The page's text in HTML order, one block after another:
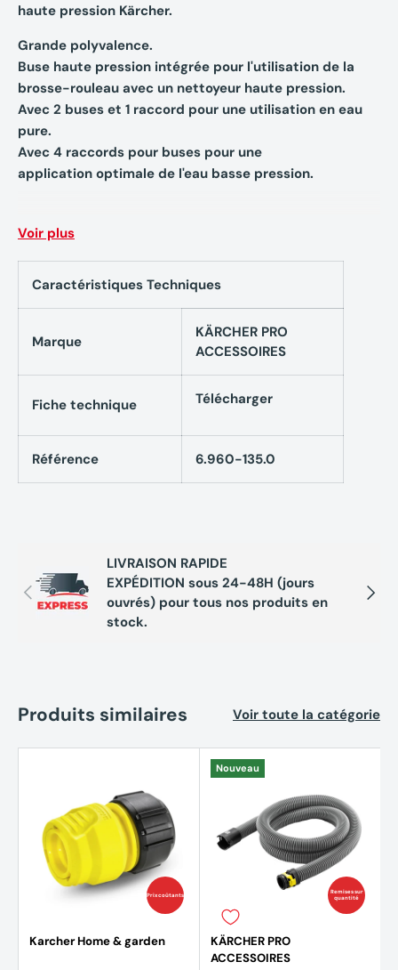
haute pression Kärcher.
Grande polyvalence.
Buse haute pression intégrée pour l'utilisation de la
brosse-rouleau avec un nettoyeur haute pression.
Avec 2 buses et 1 raccord pour une utilisation en eau
pure.
Avec 4 raccords pour buses pour une
application optimale de l'eau basse pression.
KÄRCHER 6.960-135.0
Température d'admission : 40 °C max.
Filetage du raccord : M 18
Poids avec emballage : 1,2 kg
Voir plus
Caractéristiques Techniques
Marque
KÄRCHER PRO
ACCESSOIRES
Fiche technique Télécharger
Référence 6.960-135.0
Précédent
LIVRAISON RAPIDE
EXPÉDITION sous 24-48H (jours
ouvrés) pour tous nos produits en
stock.
Produits similaires Voir toute la catégorie
Prix coûtants
Karcher Home & garden
Remises sur
quantité
Nouveau
KÄRCHER PRO
ACCESSOIRES